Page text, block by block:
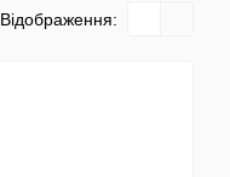
Відображення: